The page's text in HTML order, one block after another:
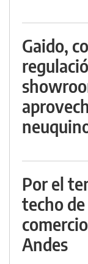
Gaido,
Por el
techo
Andes